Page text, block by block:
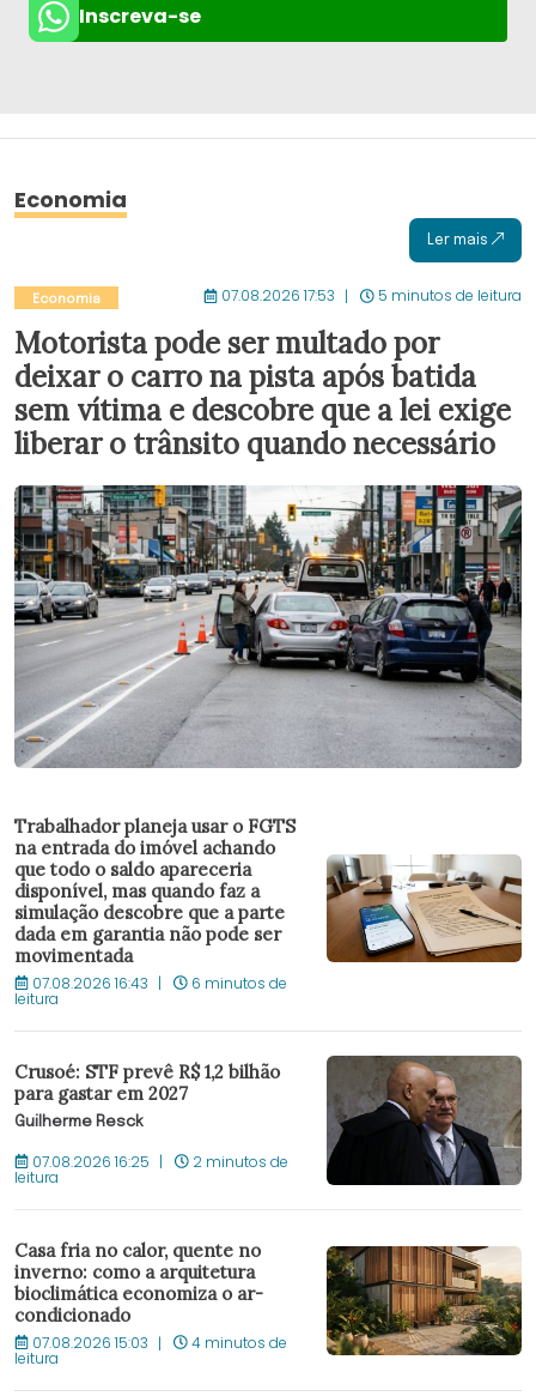
Inscreva-se
Economia
Ler mais
Economia 07.08.2026 17:53 5 minutos de leitura
Motorista pode ser multado por
deixar o carro na pista após batida
sem vítima e descobre que a lei exige
liberar o trânsito quando necessário
Trabalhador planeja usar o FGTS
na entrada do imóvel achando
que todo o saldo apareceria
disponível, mas quando faz a
simulação descobre que a parte
dada em garantia não pode ser
movimentada
07.08.2026 16:43 6 minutos de
leitura
Crusoé: STF prevê R$ 1,2 bilhão
para gastar em 2027
Guilherme Resck
07.08.2026 16:25 2 minutos de
leitura
Casa fria no calor, quente no
inverno: como a arquitetura
bioclimática economiza o ar-
condicionado
07.08.2026 15:03 4 minutos de
leitura